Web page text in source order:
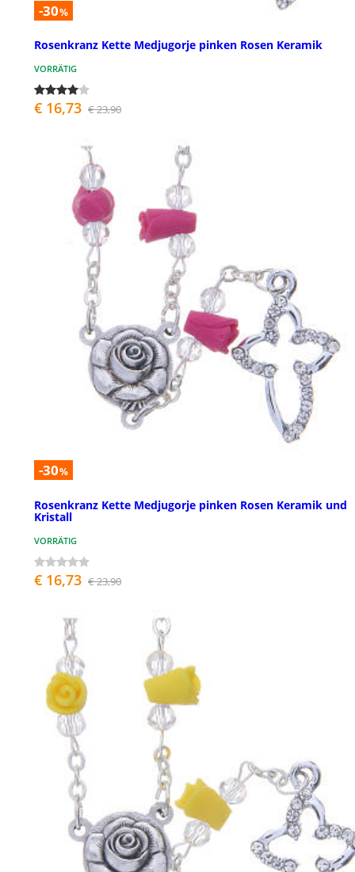
-30%
Rosenkranz Kette Medjugorje pinken Rosen Keramik
VORRÄTIG
€ 16,73 € 23,90
-30%
Rosenkranz Kette Medjugorje pinken Rosen Keramik und
Kristall
VORRÄTIG
€ 16,73 € 23,90